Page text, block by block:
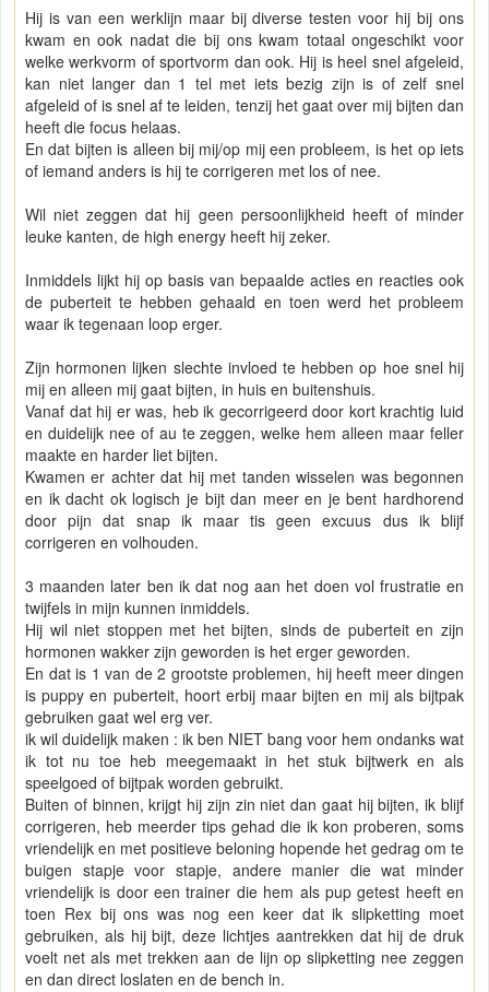
Hij is van een werklijn maar bij diverse testen voor hij bij ons
kwam en ook nadat die bij ons kwam totaal ongeschikt voor
welke werkvorm of sportvorm dan ook. Hij is heel snel afgeleid,
kan niet langer dan 1 tel met iets bezig zijn is of zelf snel
afgeleid of is snel af te leiden, tenzij het gaat over mij bijten dan
heeft die focus helaas.
En dat bijten is alleen bij mij/op mij een probleem, is het op iets
of iemand anders is hij te corrigeren met los of nee.
Wil niet zeggen dat hij geen persoonlijkheid heeft of minder
leuke kanten, de high energy heeft hij zeker.
Inmiddels lijkt hij op basis van bepaalde acties en reacties ook
de puberteit te hebben gehaald en toen werd het probleem
waar ik tegenaan loop erger.
Zijn hormonen lijken slechte invloed te hebben op hoe snel hij
mij en alleen mij gaat bijten, in huis en buitenshuis.
Vanaf dat hij er was, heb ik gecorrigeerd door kort krachtig luid
en duidelijk nee of au te zeggen, welke hem alleen maar feller
maakte en harder liet bijten.
Kwamen er achter dat hij met tanden wisselen was begonnen
en ik dacht ok logisch je bijt dan meer en je bent hardhorend
door pijn dat snap ik maar tis geen excuus dus ik blijf
corrigeren en volhouden.
3 maanden later ben ik dat nog aan het doen vol frustratie en
twijfels in mijn kunnen inmiddels.
Hij wil niet stoppen met het bijten, sinds de puberteit en zijn
hormonen wakker zijn geworden is het erger geworden.
En dat is 1 van de 2 grootste problemen, hij heeft meer dingen
is puppy en puberteit, hoort erbij maar bijten en mij als bijtpak
gebruiken gaat wel erg ver.
ik wil duidelijk maken : ik ben NIET bang voor hem ondanks wat
ik tot nu toe heb meegemaakt in het stuk bijtwerk en als
speelgoed of bijtpak worden gebruikt.
Buiten of binnen, krijgt hij zijn zin niet dan gaat hij bijten, ik blijf
corrigeren, heb meerder tips gehad die ik kon proberen, soms
vriendelijk en met positieve beloning hopende het gedrag om te
buigen stapje voor stapje, andere manier die wat minder
vriendelijk is door een trainer die hem als pup getest heeft en
toen Rex bij ons was nog een keer dat ik slipketting moet
gebruiken, als hij bijt, deze lichtjes aantrekken dat hij de druk
voelt net als met trekken aan de lijn op slipketting nee zeggen
en dan direct loslaten en de bench in.